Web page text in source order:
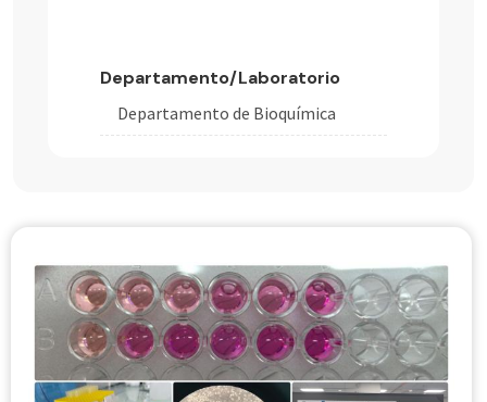
Departamento/Laboratorio
Departamento de Bioquímica